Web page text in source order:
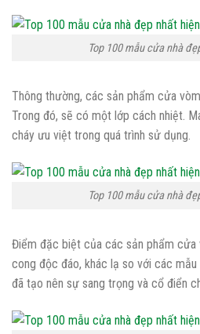
Top 100 mẫu cửa nhà
Thông thường, các sản phẩm cửa
Trong đó, sẽ có một lớp cách nhiệt.
cháy ưu việt trong quá trình sử dụng.
Top 100 mẫu cửa nhà
Điểm đặc biệt của các sản phẩm
cong độc đáo, khác lạ so với các
đã tạo nên sự sang trọng và cổ điển